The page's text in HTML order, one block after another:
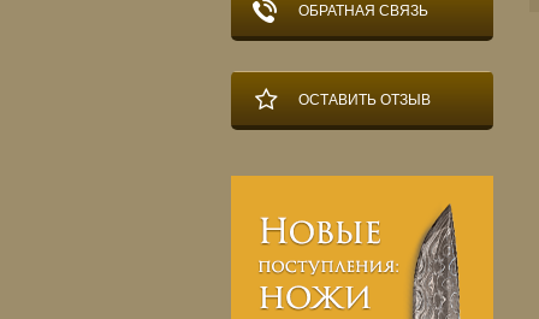
ОБРАТНАЯ СВЯЗЬ
ОСТАВИТЬ ОТЗЫВ